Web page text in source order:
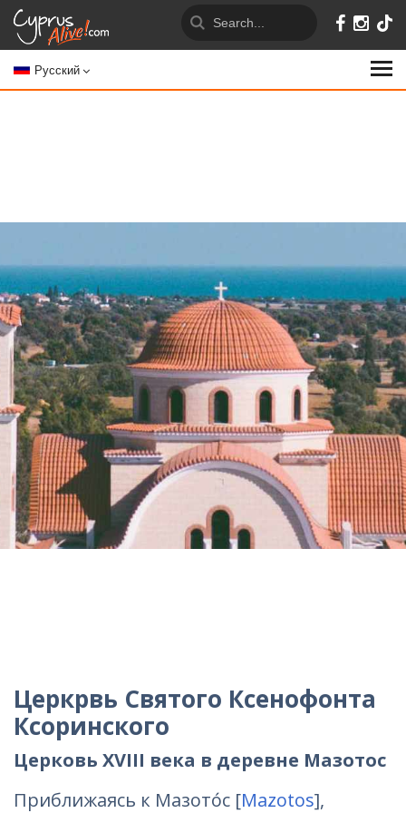
Русский
Церкрвь Святого Ксенофонта
Ксоринского
Церковь XVIII века в деревне Мазотос
Приближаясь к Мазото́с [Mazotos],